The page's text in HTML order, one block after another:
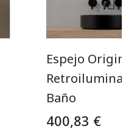
Espejo Original
Baño
400,83 €